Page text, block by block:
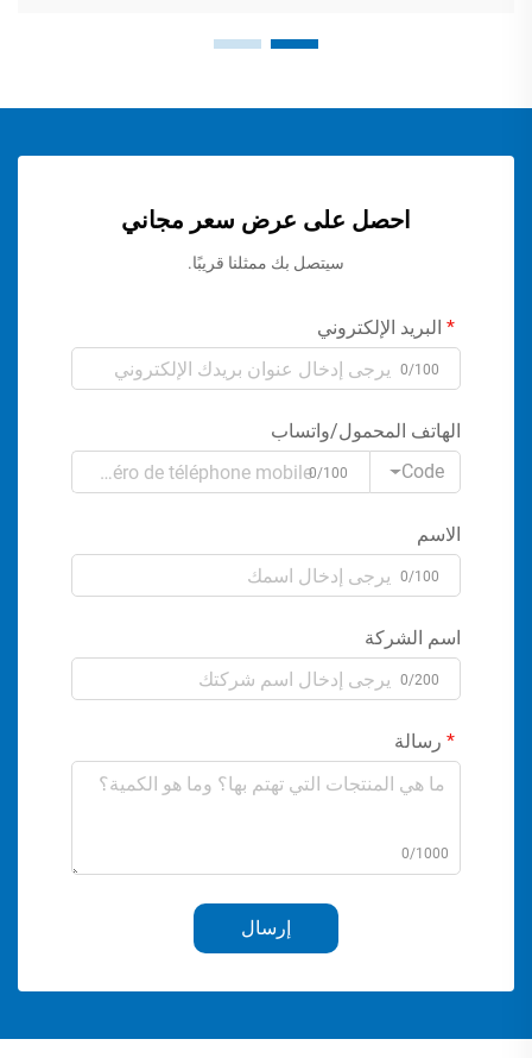
احصل على عرض سعر مجاني
سيتصل بك ممثلنا قريبًا.
البريد الإلكتروني
0/100
الهاتف المحمول/واتساب
Code
0/100
الاسم
0/100
اسم الشركة
0/200
رسالة
0/1000
إرسال